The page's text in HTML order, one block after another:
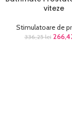
viteze
Stimulatoare de
336,25lei